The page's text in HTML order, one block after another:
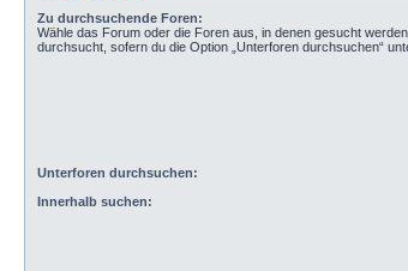
Zu durchsuchende Foren:
Wähle das Forum oder die Foren aus, in denen gesucht
durchsucht, sofern du die Option „Unterforen durchsuchen“
Unterforen durchsuchen:
Innerhalb suchen: